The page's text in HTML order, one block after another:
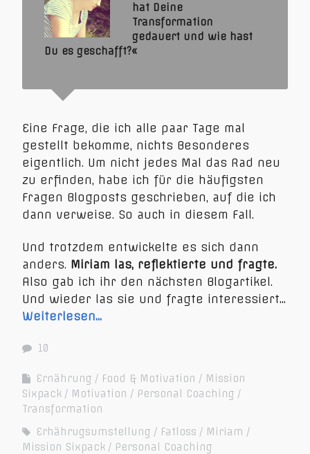
hat Deine
Transformation
gedauert und wie hast
Du es geschafft?«
Eine Frage, die ich alle paar Tage mal
gestellt bekomme, nichts Besonderes
eigentlich. Um nicht jedes Mal das Rad neu
zu erfinden, habe ich für die häufigsten
Fragen Blogposts geschrieben, auf die ich
dann verweise. So auch in diesem Fall.
Und trotzdem entwickelte es sich dann
anders. Miriam las, reflektierte und fragte.
Also gab ich ihr den nächsten Blogartikel.
Und wieder las sie und fragte interessiert…
Weiterlesen…
10
Ernährung Food & Motivation
Mission
Sixpack
Motivation
Personal Coaching
Transformation
Erhährugsumstellung
Fatloss
Miriam
Mission Sixpack
Personal Coaching